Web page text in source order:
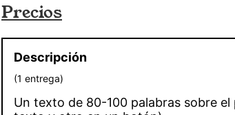
Precios
Descripción
(1 entrega)
Un texto de 80-100 palabras sobre